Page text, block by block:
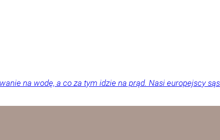
na wodę, a co za tym idzie na prąd. Nasi europejscy